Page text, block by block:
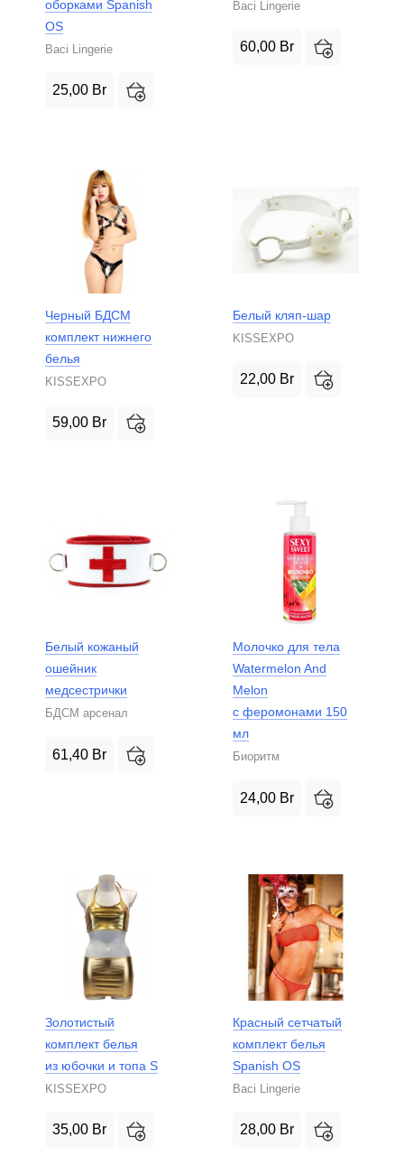
оборками Spanish
OS
Baci Lingerie
25,00 Br
Baci Lingerie
60,00 Br
Черный БДСМ
комплект нижнего
белья
KISSEXPO
59,00 Br
Белый кляп-шар
KISSEXPO
22,00 Br
Белый кожаный
ошейник
медсестрички
БДСМ арсенал
61,40 Br
Молочко для тела
Watermelon And
Melon
с феромонами 150
мл
Биоритм
24,00 Br
Золотистый
комплект белья
из юбочки и топа S
KISSEXPO
35,00 Br
Красный сетчатый
комплект белья
Spanish OS
Baci Lingerie
28,00 Br